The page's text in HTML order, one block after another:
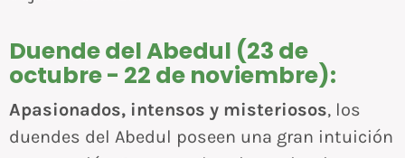
Duende del Abedul (23 de
octubre - 22 de noviembre):
Apasionados, intensos y misteriosos, los
duendes del Abedul poseen una gran intuición